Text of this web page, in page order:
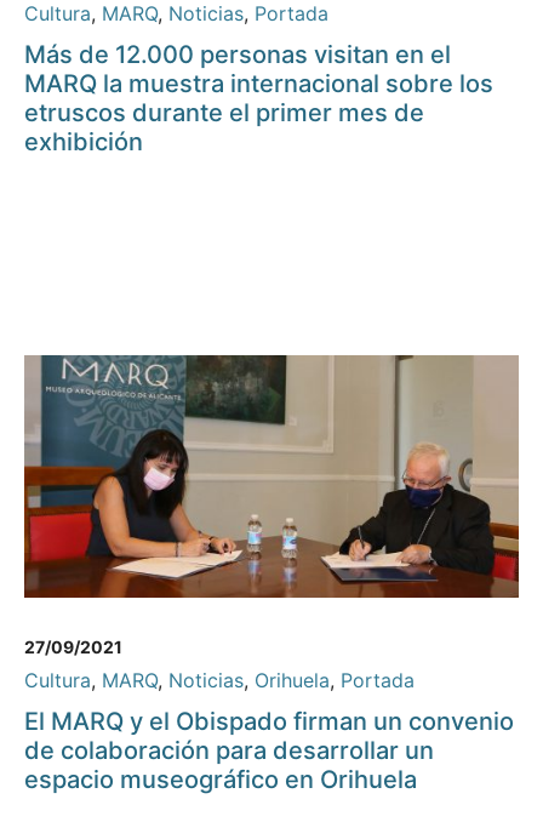
Cultura, MARQ, Noticias, Portada
Más de 12.000 personas visitan en el
MARQ la muestra internacional sobre los
etruscos durante el primer mes de
exhibición
27/09/2021
Cultura, MARQ, Noticias, Orihuela, Portada
El MARQ y el Obispado firman un convenio
de colaboración para desarrollar un
espacio museográfico en Orihuela